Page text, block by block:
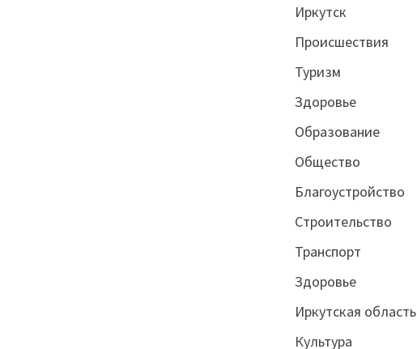
Иркутск
Происшествия
Туризм
Здоровье
Образование
Общество
Благоустройство
Строительство
Транспорт
Здоровье
Иркутская область
Культура